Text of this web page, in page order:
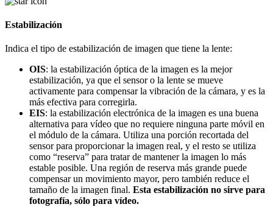
Estabilización
Indica el tipo de estabilización de imagen que tiene la lente:
OIS: la estabilización óptica de la imagen es la mejor
estabilización, ya que el sensor o la lente se mueve
activamente para compensar la vibración de la cámara, y es la
más efectiva para corregirla.
EIS: la estabilización electrónica de la imagen es una buena
alternativa para vídeo que no requiere ninguna parte móvil en
el módulo de la cámara. Utiliza una porción recortada del
sensor para proporcionar la imagen real, y el resto se utiliza
como “reserva” para tratar de mantener la imagen lo más
estable posible. Una región de reserva más grande puede
compensar un movimiento mayor, pero también reduce el
tamaño de la imagen final. Esta estabilización no sirve para
fotografía, sólo para vídeo.